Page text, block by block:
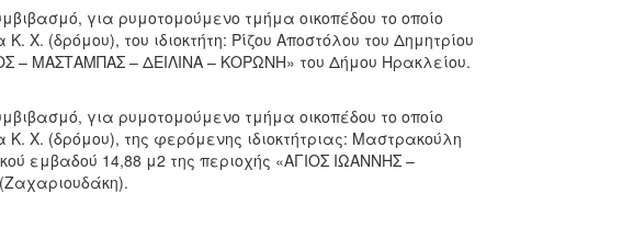
για ρυμοτομούμενο τμήμα οικοπέδου το οποίο
Χ. (δρόμου), του ιδιοκτήτη: Ρίζου Αποστόλου του Δημητρίου
– ΜΑΣΤΑΜΠΑΣ – ΔΕΙΛΙΝΑ – ΚΟΡΩΝΗ» του Δήμου Ηρακλείου.
για ρυμοτομούμενο τμήμα οικοπέδου το οποίο
Χ. (δρόμου), της φερόμενης ιδιοκτήτριας: Μαστρακούλη
εμβαδού 14,88 μ2 της περιοχής «ΑΓΙΟΣ ΙΩΑΝΝΗΣ –